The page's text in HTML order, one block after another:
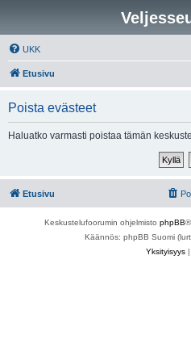
UKK
Etusivu
Poista evästeet
Haluatko varmasti poistaa tämän
Etusivu
Keskustelufoorumin ohjelmisto phpBB
Käännös: phpBB Suomi
Yksityisyys |